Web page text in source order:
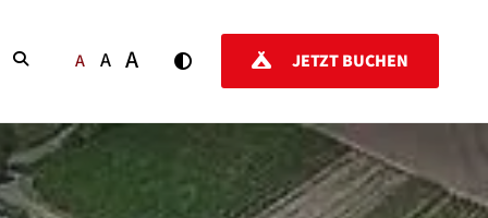
SUCHENA A A JETZT BUCHEN